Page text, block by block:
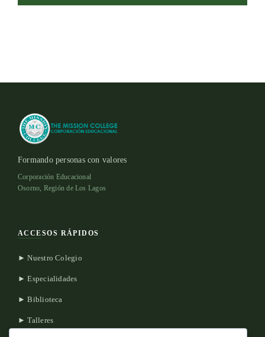
Formando personas con valores
Corporación Educacional
Osorno, Región de Los Lagos
ACCESOS RÁPIDOS
► Nuestro Colegio
► Especialidades
► Biblioteca
► Talleres